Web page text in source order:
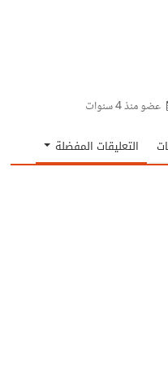
عضو منذ4 سنوات
التعليقات المفضلة